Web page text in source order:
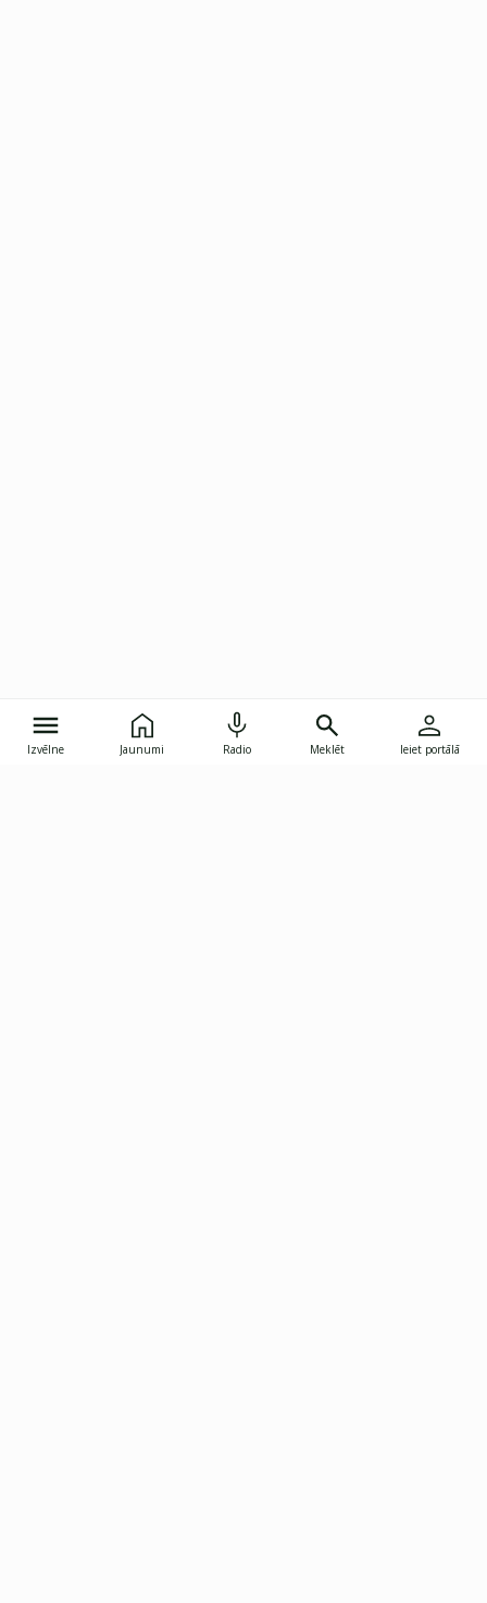
Izvēlne Jaunumi Radio Meklēt Ieiet portālā